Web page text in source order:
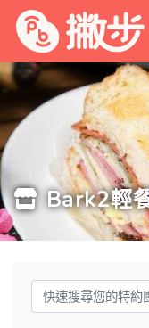
Bark2輕